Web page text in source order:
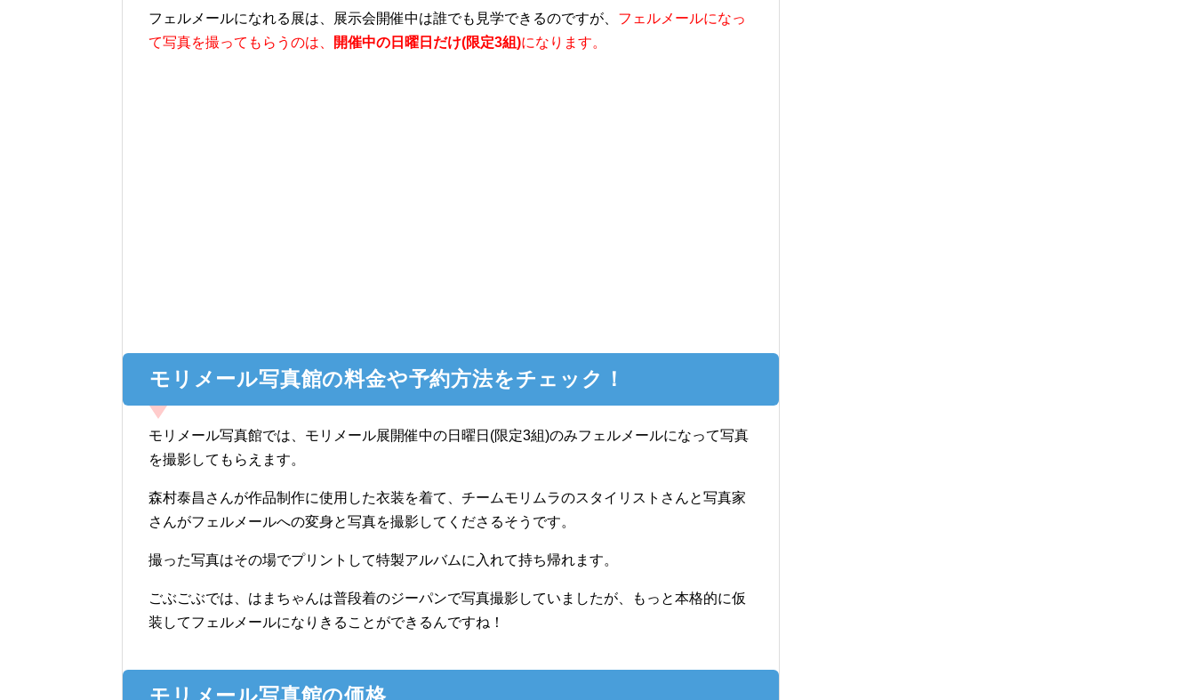
フェルメールになれる展は、展示会開催中は誰でも見学できるのですが、 フェルメールになっ
て写真を撮ってもらうのは、
開催中の日曜日だけ(限定3組)になります。
モリメール写真館の料金や予約方法をチェック！
モリメール写真館では、モリメール展開催中の日曜日(限定3組)のみフェルメールになって写真
を撮影してもらえます。
森村泰昌さんが作品制作に使用した衣装を着て、チームモリムラのスタイリストさんと写真家
さんがフェルメールへの変身と写真を撮影してくださるそうです。
撮った写真はその場でプリントして特製アルバムに入れて持ち帰れます。
ごぶごぶでは、はまちゃんは普段着のジーパンで写真撮影していましたが、もっと本格的に仮
装してフェルメールになりきることができるんですね！